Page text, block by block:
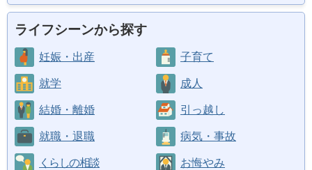
ライフシーンから探す
妊娠・出産 子育て
就学 成人
結婚・離婚 引っ越し
就職・退職 病気・事故
くらしの相談 お悔やみ